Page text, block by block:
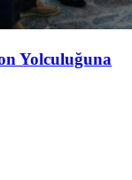
Yolculuğuna